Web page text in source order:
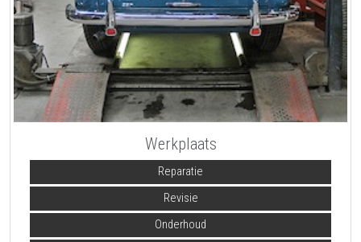
Werkplaats
Reparatie
Revisie
Onderhoud